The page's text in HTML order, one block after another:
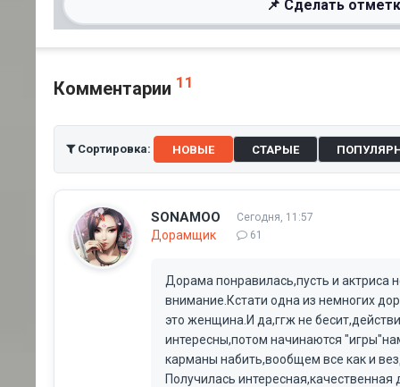
📌 Сделать
Комментарии 11
Сортировка: НОВЫЕ СТАРЫЕ
SONAMOO
Дорамщик
Сегодня, 11:57
61
Дорама понравилась,пусть и актриса
внимание.Кстати одна из немногих
это женщина.И да,ггж не
интересны,потом начинаются
карманы набить,вообщем все как и
Получилась